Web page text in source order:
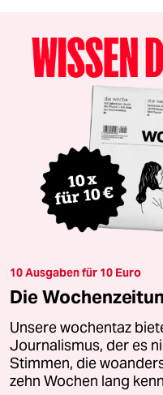
10 Ausgaben für 10 Euro
Die
Unsere wochentaz
Journalismus, der es
Stimmen, die
zehn Wochen lang